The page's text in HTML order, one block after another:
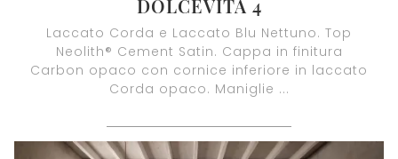
DOLCEVITA 4
Laccato Corda e Laccato Blu Nettuno. Top
Neolith® Cement Satin. Cappa in finitura
Carbon opaco con cornice inferiore in laccato
Corda opaco. Maniglie ...